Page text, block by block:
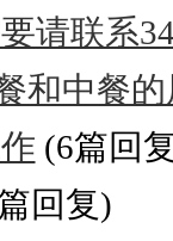
请联系
和中餐
(6篇回
回复)